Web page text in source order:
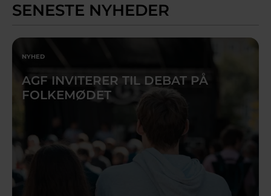
SENESTE NYHEDER
NYHED
AGF INVITERER TIL DEBAT PÅ
FOLKEMØDET